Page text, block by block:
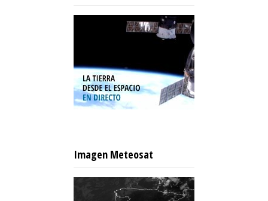
Imagen Meteosat